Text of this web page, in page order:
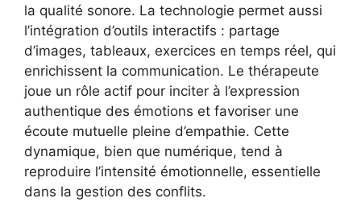
la qualité sonore. La technologie permet aussi
l’intégration d’outils interactifs : partage
d’images, tableaux, exercices en temps réel, qui
enrichissent la communication. Le thérapeute
joue un rôle actif pour inciter à l’expression
authentique des émotions et favoriser une
écoute mutuelle pleine d’empathie. Cette
dynamique, bien que numérique, tend à
reproduire l’intensité émotionnelle, essentielle
dans la gestion des conflits.